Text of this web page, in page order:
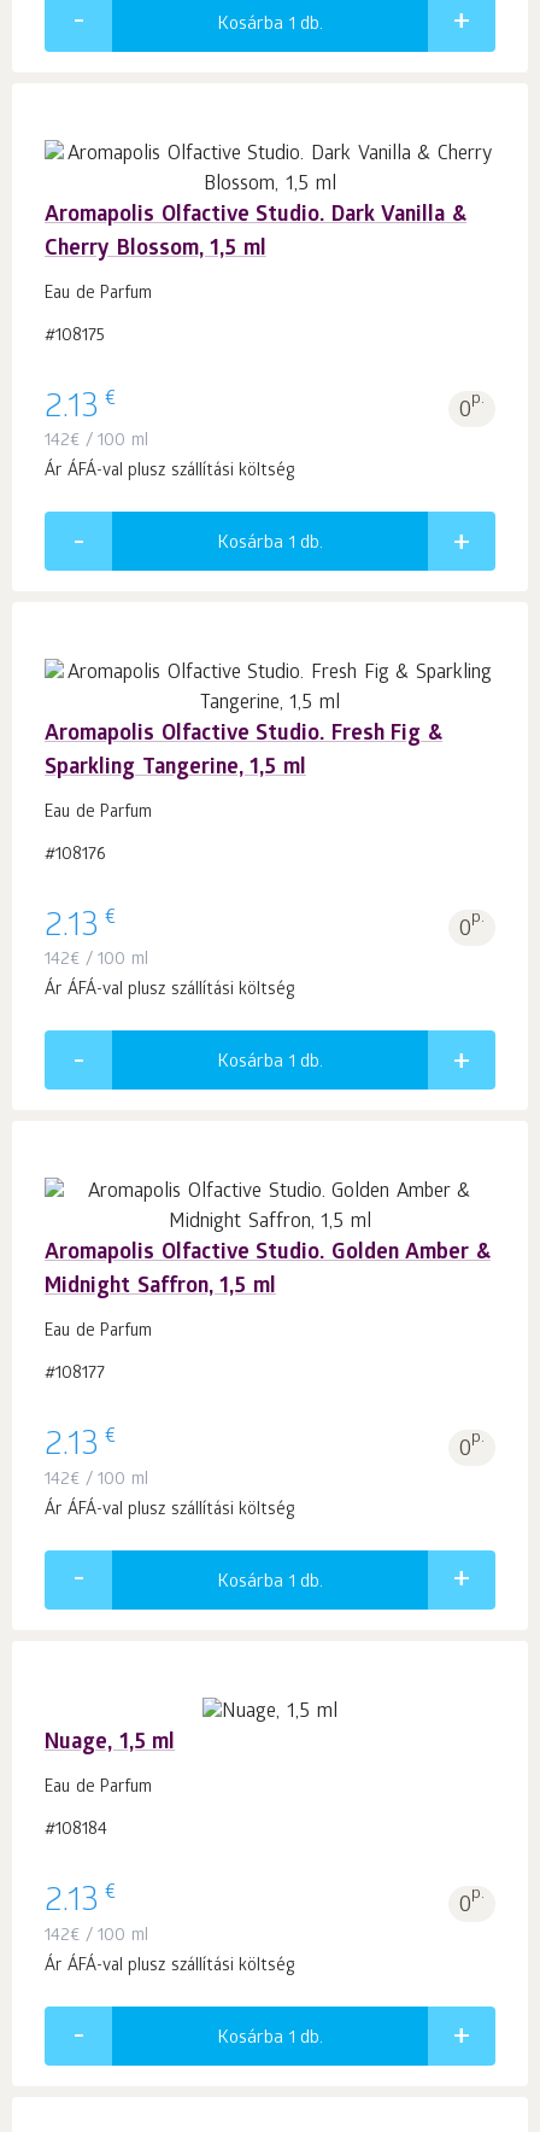
Kosárba 1 db.
Aromapolis Olfactive Studio. Dark Vanilla &
Cherry Blossom, 1,5 ml
Eau de Parfum
#108175
2.13 € 0p.
142€ / 100 ml
Ár ÁFÁ-val plusz szállítási költség
Kosárba 1 db.
Aromapolis Olfactive Studio. Fresh Fig &
Sparkling Tangerine, 1,5 ml
Eau de Parfum
#108176
2.13 € 0p.
142€ / 100 ml
Ár ÁFÁ-val plusz szállítási költség
Kosárba 1 db.
Aromapolis Olfactive Studio. Golden Amber &
Midnight Saffron, 1,5 ml
Eau de Parfum
#108177
2.13 € 0p.
142€ / 100 ml
Ár ÁFÁ-val plusz szállítási költség
Kosárba 1 db.
Nuage, 1,5 ml
Eau de Parfum
#108184
2.13 € 0p.
142€ / 100 ml
Ár ÁFÁ-val plusz szállítási költség
Kosárba 1 db.